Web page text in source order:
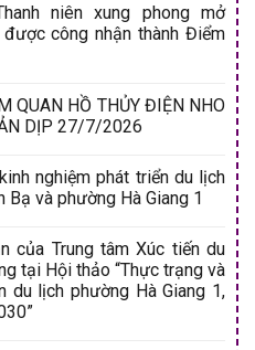
niên xung phong mở
công nhận thành Điểm
QUAN HỒ THỦY ĐIỆN NHO
DỊP 27/7/2026
nghiệm phát triển du lịch
Bạ và phường Hà Giang 1
của Trung tâm Xúc tiến du
tại Hội thảo “Thực trạng và
du lịch phường Hà Giang 1,